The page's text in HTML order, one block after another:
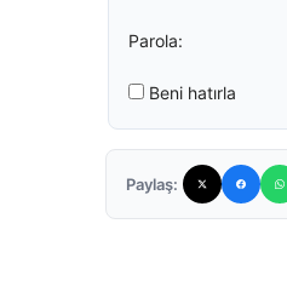
Parola:
Beni hatırla
Paylaş: